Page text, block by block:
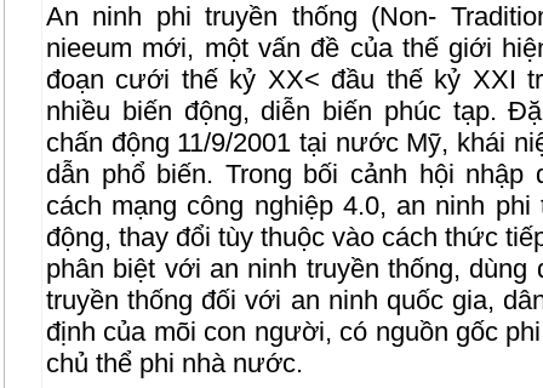
An ninh phi truyền thống (Non-
nieeum mới, một vấn đề của thế giới
đoạn cưới thế kỷ XX< đầu thế kỷ XXI
nhiều biến động, diễn biến phúc tạp.
chấn động 11/9/2001 tại nước Mỹ, khái
dẫn phổ biến. Trong bối cảnh hội nhập
cách mạng công nghiệp 4.0, an ninh
động, thay đổi tùy thuộc vào cách thức
phân biệt với an ninh truyền thống,
truyền thống đối với an ninh quốc gia,
định của mõi con người, có nguồn gốc
chủ thể phi nhà nước.